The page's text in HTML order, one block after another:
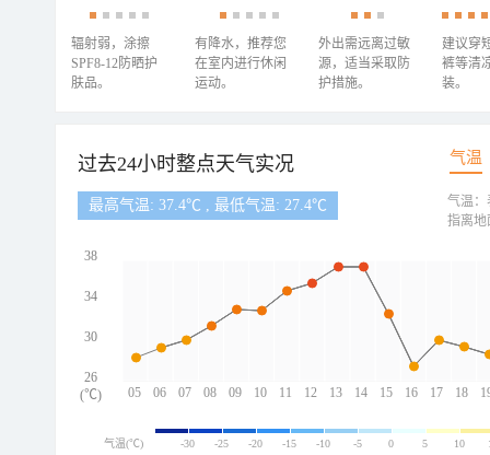
辐射弱，涂擦
SPF8-12防晒护
肤品。
有降水，推荐您
在室内进行休闲
运动。
外出需远离过敏
源，适当采取防
护措施。
建议穿
裤等清
装。
过去24小时整点天气实况 气温
最高气温: 37.4℃ , 最低气温: 27.4℃
05 06 07 08 09 10 11 12 13 14 15 16 17 18
38
34
30
26
(℃)
气温：
指离地
气温(℃) -30 -25 -20 -15 -10 -5 0 5 10